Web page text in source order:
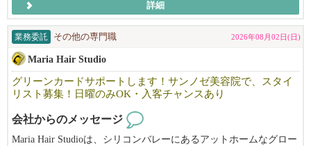
詳細
業務委託 その他の専門職 2026年08月02日(日)
Maria Hair Studio
グリーンカードサポートします！サンノゼ美容院で、スタイ
リスト募集！日曜のみOK・入客チャンスあり
会社からのメッセージ
Maria Hair Studioは、シリコンバレーにあるアットホームなグロー